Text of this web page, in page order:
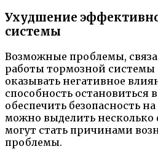
Ухудшение
системы
Возможные проблемы,
работы тормозной системы
оказывать негативное
способность
обеспечить безопасность
можно выделить несколько
могут стать причинами
проблемы.